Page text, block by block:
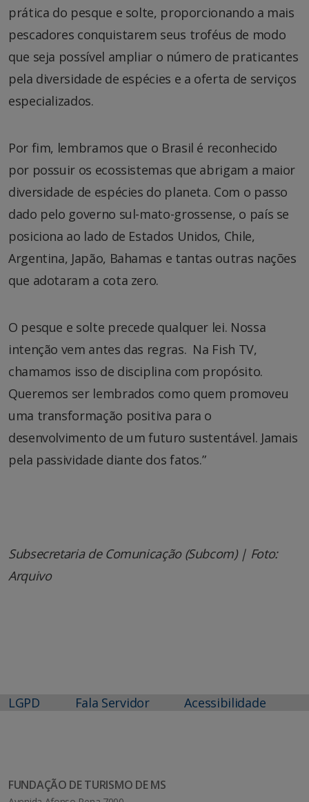
prática do pesque e solte, proporcionando a mais
pescadores conquistarem seus troféus de modo
que seja possível ampliar o número de praticantes
pela diversidade de espécies e a oferta de serviços
especializados.
Por fim, lembramos que o Brasil é reconhecido
por possuir os ecossistemas que abrigam a maior
diversidade de espécies do planeta. Com o passo
dado pelo governo sul-mato-grossense, o país se
posiciona ao lado de Estados Unidos, Chile,
Argentina, Japão, Bahamas e tantas outras nações
que adotaram a cota zero.
O pesque e solte precede qualquer lei. Nossa
intenção vem antes das regras. Na Fish TV,
chamamos isso de disciplina com propósito.
Queremos ser lembrados como quem promoveu
uma transformação positiva para o
desenvolvimento de um futuro sustentável. Jamais
pela passividade diante dos fatos.”
Subsecretaria de Comunicação (Subcom) | Foto:
Arquivo
LGPD Fala Servidor Acessibilidade
FUNDAÇÃO DE TURISMO DE MS